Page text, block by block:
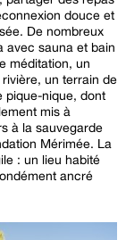
douce et
De nombreux
avec sauna et bain
méditation, un
un terrain de
pique-nique, dont
mis à
à la sauvegarde
Mérimée. La
: un lieu habité
ancré